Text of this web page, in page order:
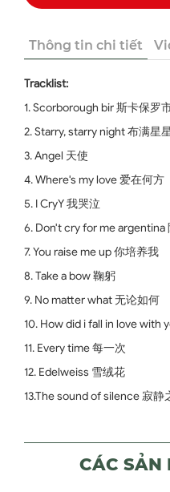
Thông tin chi tiết
Tracklist:
1. Scorborough bir 斯卡保罗
2. Starry, starry night 布满星
3. Angel 天使
4. Where's my love 爱在何方
5. I CryY 我哭泣
6. Don't cry for me argentina
7. You raise me up 你培养我
8. Take a bow 鞠躬
9. No matter what 无论如何
10. How did i fall in love with
11. Every time 每一次
12. Edelweiss 雪绒花
13.The sound of silence 寂静
CÁC SẢN